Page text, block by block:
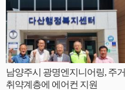
남양주시 광명엔지니어링, 주거
취약계층에 에어컨 지원